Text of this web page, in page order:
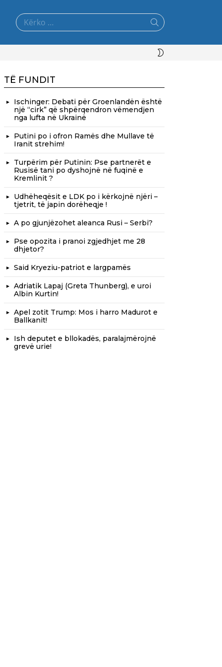
Search
for:
TË FUNDIT
Ischinger: Debati për Groenlandën është
një “cirk” që shpërqendron vëmendjen
nga lufta në Ukrainë
Putini po i ofron Ramës dhe Mullave të
Iranit strehim!
Turpërim për Putinin: Pse partnerët e
Rusisë tani po dyshojnë në fuqinë e
Kremlinit ?
Udhëheqësit e LDK po i kërkojnë njëri –
tjetrit, të japin dorëheqje !
A po gjunjëzohet aleanca Rusi – Serbi?
Pse opozita i pranoi zgjedhjet me 28
dhjetor?
Said Kryeziu-patriot e largpamës
Adriatik Lapaj (Greta Thunberg), e uroi
Albin Kurtin!
Apel zotit Trump: Mos i harro Madurot e
Ballkanit!
Ish deputet e bllokadës, paralajmërojnë
grevë urie!